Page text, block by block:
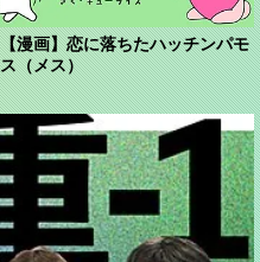
【漫画】恋に落ちたハッチンパモ
ス（メス）